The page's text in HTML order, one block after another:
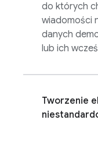
do których
wiadomości
danych
lub ich
Tworzenie